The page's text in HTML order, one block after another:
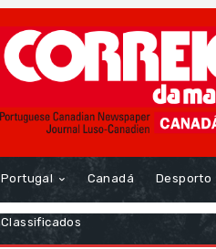
Portugal Canadá Desporto
Classificados